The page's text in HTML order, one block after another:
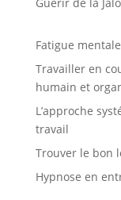
Fatigue
Travailler en
humain et
L’approche
travail
Trouver le bon
Hypnose en